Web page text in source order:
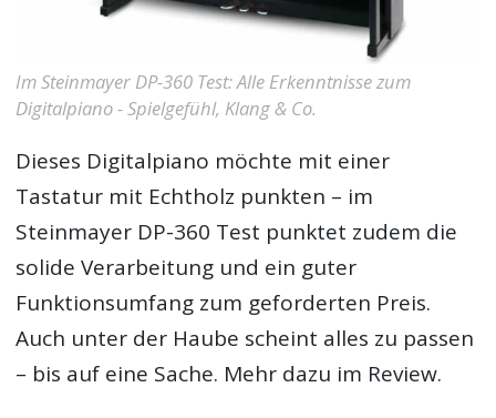
Im Steinmayer DP-360 Test: Alle Erkenntnisse zum
Digitalpiano - Spielgefühl, Klang & Co.
Dieses Digitalpiano möchte mit einer
Tastatur mit Echtholz punkten – im
Steinmayer DP-360 Test punktet zudem die
solide Verarbeitung und ein guter
Funktionsumfang zum geforderten Preis.
Auch unter der Haube scheint alles zu passen
– bis auf eine Sache. Mehr dazu im Review.